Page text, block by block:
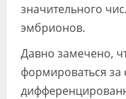
значительного
эмбрионов.
Давно замечено,
формироваться за